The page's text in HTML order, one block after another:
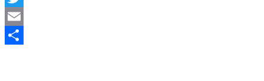
Twitter
Email